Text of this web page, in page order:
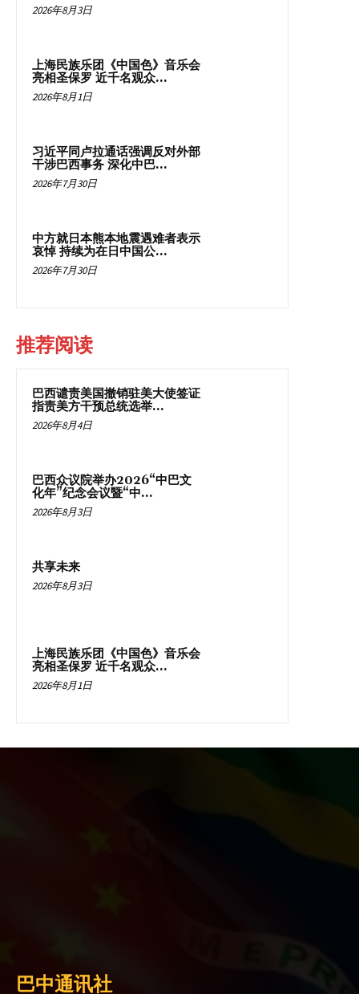
2026年8月3日
上海民族乐团《中国色》音乐会
亮相圣保罗 近千名观众...
2026年8月1日
习近平同卢拉通话强调反对外部
干涉巴西事务 深化中巴...
2026年7月30日
中方就日本熊本地震遇难者表示
哀悼 持续为在日中国公...
2026年7月30日
推荐阅读
巴西谴责美国撤销驻美大使签证
指责美方干预总统选举...
2026年8月4日
巴西众议院举办2026“中巴文
化年”纪念会议暨“中...
2026年8月3日
共享未来
2026年8月3日
上海民族乐团《中国色》音乐会
亮相圣保罗 近千名观众...
2026年8月1日
巴中通讯社